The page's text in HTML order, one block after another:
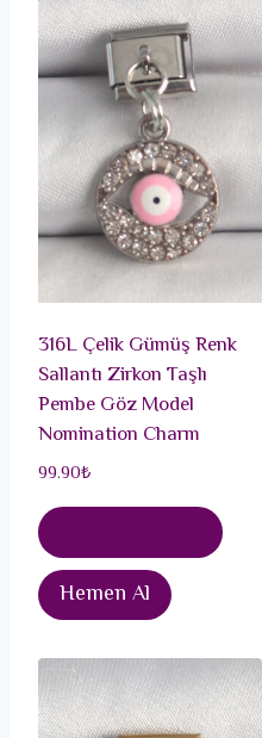
316L Çelik Gümüş Renk
Sallantı Zirkon Taşlı
Pembe Göz Model
Nomination Charm
99.90₺
Hemen Al